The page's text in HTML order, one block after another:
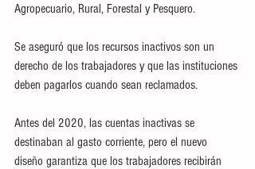
Agropecuario, Rural, Forestal y Pesquero.
Se aseguró que los recursos inactivos son un
derecho de los trabajadores y que las instituciones
deben pagarlos cuando sean reclamados.
Antes del 2020, las cuentas inactivas se
destinaban al gasto corriente, pero el nuevo
diseño garantiza que los trabajadores recibirán